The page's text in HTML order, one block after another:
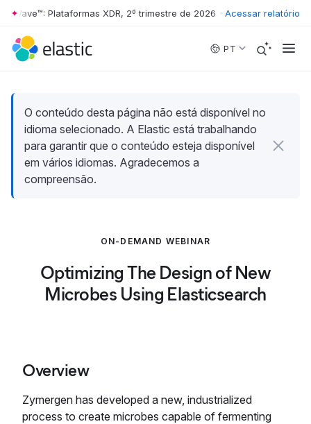
Skip to main content
Wave™: Plataformas XDR, 2º trimestre de 2026 • The Forrester
Acessar relatório
PT
O conteúdo desta página não está disponível no
idioma selecionado. A Elastic está trabalhando
para garantir que o conteúdo esteja disponível
em vários idiomas. Agradecemos a
compreensão.
ON-DEMAND WEBINAR
Optimizing The Design of New
Microbes Using Elasticsearch
Overview
Zymergen has developed a new, industrialized
process to create microbes capable of fermenting